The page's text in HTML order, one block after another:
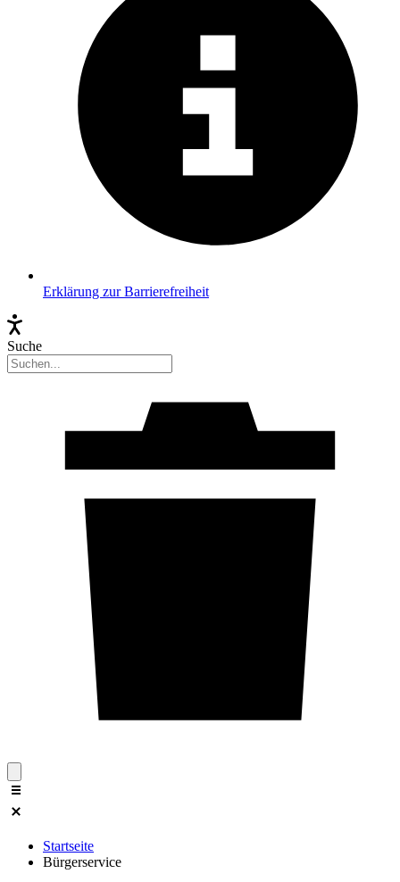
Erklärung zur Barrierefreiheit
Suche
Startseite
Bürgerservice